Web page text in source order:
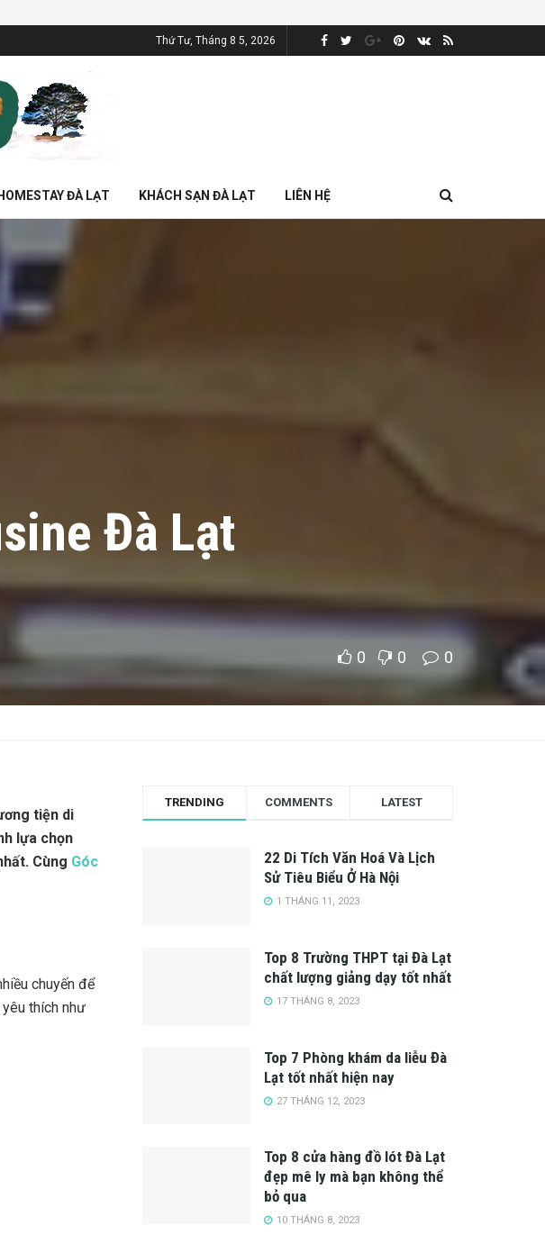
Thứ Tư, Tháng 8 5, 2026
HOMESTAY ĐÀ LẠT KHÁCH SẠN ĐÀ LẠT LIÊN HỆ
Đà Lạt
0 0 0
tiện di
lựa chọn
Cùng Góc
chuyến để
thích như
TRENDING COMMENTS LATEST
22 Di Tích Văn Hoá Và Lịch
Sử Tiêu Biểu Ở Hà Nội
1 THÁNG 11, 2023
Top 8 Trường THPT tại Đà Lạt
chất lượng giảng dạy tốt nhất
17 THÁNG 8, 2023
Top 7 Phòng khám da liễu Đà
Lạt tốt nhất hiện nay
27 THÁNG 12, 2023
Top 8 cửa hàng đồ lót Đà Lạt
đẹp mê ly mà bạn không thể
bỏ qua
10 THÁNG 8, 2023